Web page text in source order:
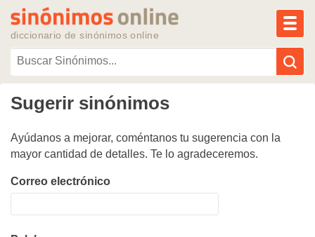
diccionario de sinónimos online
Reescribir texto con IA
Sinónimos populares
Temas recientes
Sugerir sinónimos
Ayúdanos a mejorar, coméntanos tu sugerencia con la
mayor cantidad de detalles. Te lo agradeceremos.
Correo electrónico